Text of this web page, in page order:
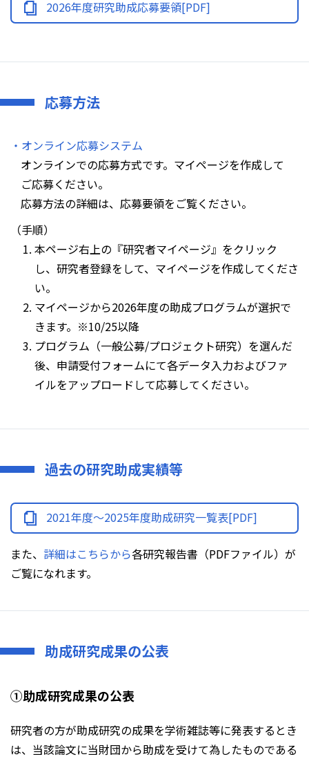
2026年度研究助成応募要領[PDF]
応募方法
・オンライン応募システム
オンラインでの応募方式です。マイページを作成して
ご応募ください。
応募方法の詳細は、応募要領をご覧ください。
（手順）
本ページ右上の『研究者マイページ』をクリック
し、研究者登録をして、マイページを作成してくださ
い。
マイページから2026年度の助成プログラムが選択で
きます。※10/25以降
プログラム（一般公募/プロジェクト研究）を選んだ
後、申請受付フォームにて各データ入力およびファ
イルをアップロードして応募してください。
過去の研究助成実績等
2021年度～2025年度助成研究一覧表[PDF]
また、 詳細はこちらから各研究報告書（PDFファイル）が
ご覧になれます。
助成研究成果の公表
①助成研究成果の公表
研究者の方が助成研究の成果を学術雑誌等に発表するとき
は、当該論文に当財団から助成を受けて為したものである